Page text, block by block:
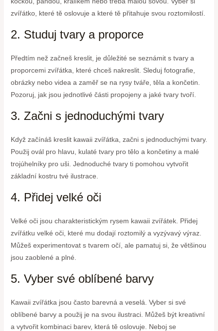
zvířátko, které tě oslovuje a které tě přitahuje svou roztomilostí.
2. Studuj tvary a proporce
Předtím než začneš kreslit, je důležité se seznámit s tvary a
proporcemi zvířátka, které chceš nakreslit. Sleduj fotografie,
obrázky nebo videa a zaměř se na rysy tváře, těla a končetin.
Pozoruj, jak jsou jednotlivé části propojeny a jaké tvary tvoří.
3. Začni s jednoduchými tvary
Když začínáš kreslit kawaii zvířátka, začni s jednoduchými tvary.
Použij ovál pro hlavu, kulaté tvary pro tělo a končetiny a malé
trojúhelníky pro uši. Jednoduché tvary ti pomohou vytvořit
základní kostru tvé ilustrace.
4. Přidej velké oči
Velké oči jsou charakteristickým rysem kawaii zvířátek. Přidej
zvířátku velké oči, které mu dodají roztomilý a vyzývavý výraz.
Můžeš experimentovat s tvarem očí, ale pamatuj si, že většinou
jsou zaoblené a plné.
5. Vyber své oblíbené barvy
Kawaii zvířátka jsou často barevná a veselá. Vyber si své
oblíbené barvy a použij je na svou ilustraci. Můžeš být kreativní
a vytvořit kombinaci barev, která tě oslovuje. Neboj se